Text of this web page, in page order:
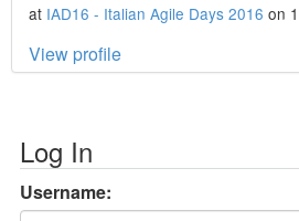
at IAD16 - Italian Agile Days 2016 on
View profile
Log In
Username: